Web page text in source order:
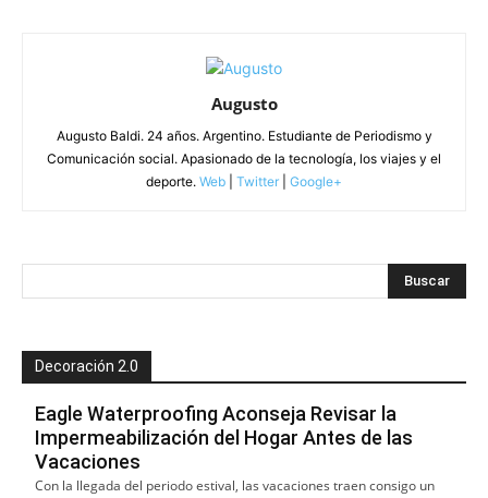
Augusto
Augusto Baldi. 24 años. Argentino. Estudiante de Periodismo y
Comunicación social. Apasionado de la tecnología, los viajes y el
deporte. Web Twitter Google+
Decoración 2.0
Eagle Waterproofing Aconseja Revisar la
Impermeabilización del Hogar Antes de las
Vacaciones
Con la llegada del periodo estival, las vacaciones traen consigo un